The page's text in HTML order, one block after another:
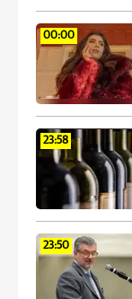
00:00
23:58
23:50